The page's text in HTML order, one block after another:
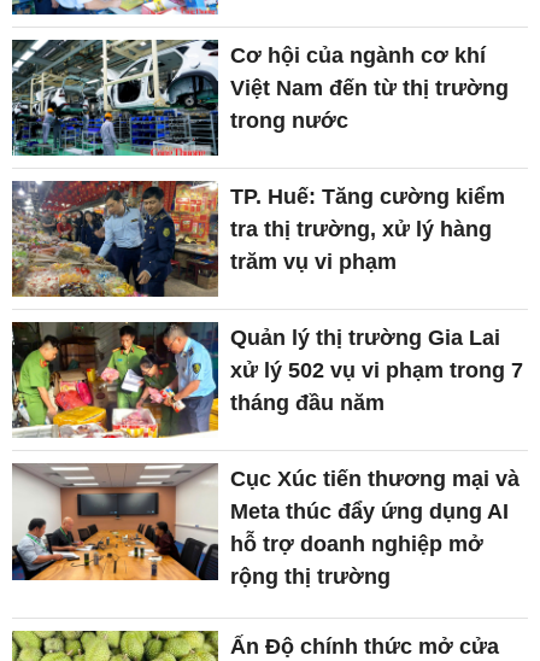
Cơ hội của ngành cơ khí
Việt Nam đến từ thị trường
trong nước
TP. Huế: Tăng cường kiểm
tra thị trường, xử lý hàng
trăm vụ vi phạm
Quản lý thị trường Gia Lai
xử lý 502 vụ vi phạm trong 7
tháng đầu năm
Cục Xúc tiến thương mại và
Meta thúc đẩy ứng dụng AI
hỗ trợ doanh nghiệp mở
rộng thị trường
Ấn Độ chính thức mở cửa